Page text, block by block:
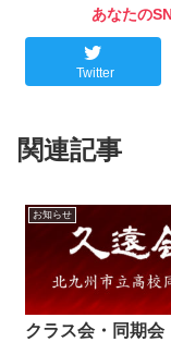
あなたの
Twitter
関連記事
お知らせ
クラス会・同期会